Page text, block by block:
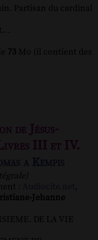
Partisan du cardinal
73 Mo (il contient des
de Jésus-
III et IV.
:
,
Jehanne
DE LA VIE